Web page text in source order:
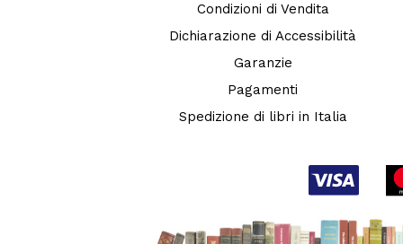
Condizioni di Vendita
Dichiarazione di Accessibilità
Garanzie
Pagamenti
Spedizione di libri in Italia